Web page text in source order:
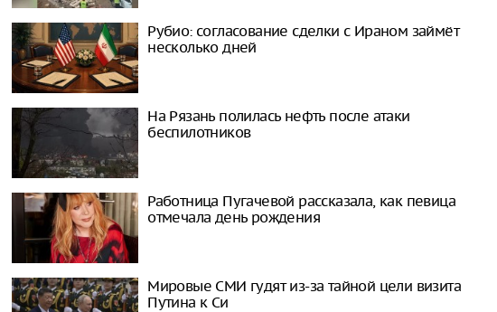
Рубио: согласование сделки с Ираном займёт
несколько дней
На Рязань полилась нефть после атаки
беспилотников
Работница Пугачевой рассказала, как певица
отмечала день рождения
Мировые СМИ гудят из-за тайной цели визита
Путина к Си